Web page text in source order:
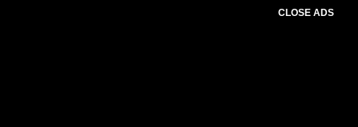
CLOSE ADS